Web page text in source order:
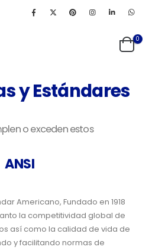
0
y Estándares
o exceden estos
ANSI
Americano, Fundado en 1918
la competitividad global de
así como la calidad de vida de
y facilitando normas de